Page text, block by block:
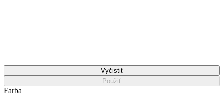
Vyčistiť
Použiť
Farba